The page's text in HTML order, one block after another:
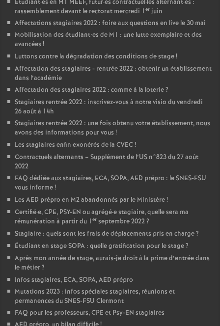
Etudiant·es en M1 MEEF, futur·es contractuel·les alternant·es :
rassemblement devant le rectorat mercredi 1 er juin
Affectations stagiaires 2022 : foire aux questions en live le 30 mai
Mobilisation des étudiant•es de M1 : une lutte exemplaire et des
avancées !
Luttons contre la dégradation des conditions de stage!
Affectation des stagiaires - rentrée 2022 : obtenir un établissement
dans l’académie
Affectation des stagiaires 2022 : comme à la loterie?
Stagiaires rentrée 2022 : inscrivez-vous à notre visio du vendredi
26 août à 14h
Stagiaires rentrée 2022 : une fois obtenu votre établissement, nous
avons des informations pour vous !
Les stagiaires enfin exonérés de la CVEC!
Contractuels alternants – Supplément de l’US n°823 du 27 août
2022
FAQ dédiée aux stagiaires, ECA, SOPA, AED prépro : le SNES-FSU
vous informe!
Les AED prépro en M2 abandonnés par le Ministère!
Certifié·e, CPE, PSY-EN ou agrégé·e stagiaire, quelle sera ma
rémunération à partir du 1 er septembre 2022?
Stagiaire : quels sont les frais de déplacements pris en charge?
Étudiant en stage SOPA : quelle gratification pour le stage?
Après mon année de stage, aurais-je droit à la prime d’entrée dans
le métier?
Infos stagiaires, ECA, SOPA, AED prépro
Mutations 2023 : infos spéciales stagiaires, réunions et
permanences du SNES-FSU Clermont
FAQ pour les professeurs, CPE et Psy-EN stagiaires